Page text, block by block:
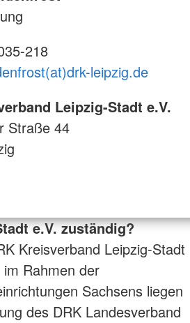
218
leipzig.de
Leipzig-Stadt e.V.
Straße 44
e.V. zuständig?
Kreisverband Leipzig-Stadt
Rahmen der
Sachsens liegen
des DRK Landesverband